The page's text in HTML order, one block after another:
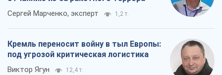
Сергей Марченко, эксперт 1,2 т.
Кремль переносит войну в тыл Европы:
под угрозой критическая логистика
Виктор Ягун 12,4 т.